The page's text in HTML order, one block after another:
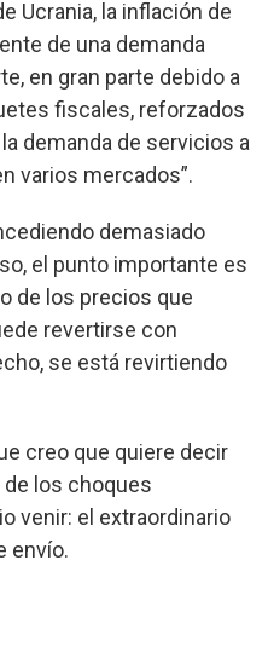
Ucrania, la inflación de
de una demanda
en gran parte debido a
fiscales, reforzados
demanda de servicios a
varios mercados”.
demasiado
el punto importante es
de los precios que
revertirse con
se está revirtiendo
creo que quiere decir
de los choques
venir: el extraordinario
envío.